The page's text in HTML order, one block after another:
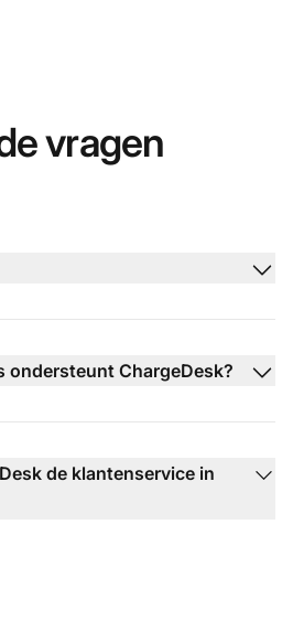
vragen
ondersteunt ChargeDesk?
de klantenservice in